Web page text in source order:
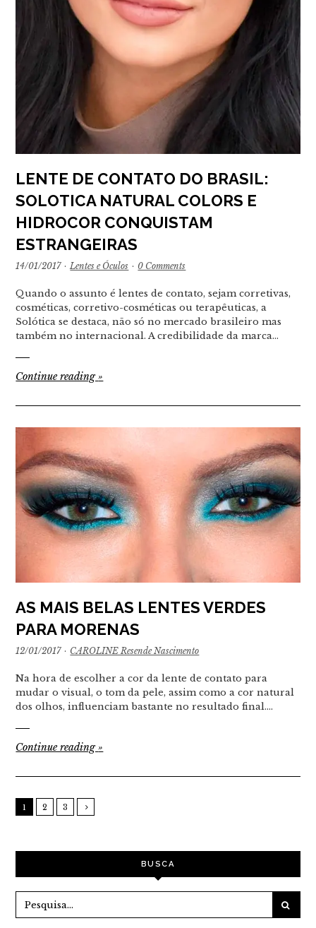
LENTE DE CONTATO DO BRASIL:
SOLOTICA NATURAL COLORS E
HIDROCOR CONQUISTAM
ESTRANGEIRAS
14/01/2017 · Lentes e Óculos · 0 Comments
Quando o assunto é lentes de contato, sejam corretivas,
cosméticas, corretivo-cosméticas ou terapêuticas, a
Solótica se destaca, não só no mercado brasileiro mas
também no internacional. A credibilidade da marca…
Continue reading»
AS MAIS BELAS LENTES VERDES
PARA MORENAS
12/01/2017 · CAROLINE Resende Nascimento
Na hora de escolher a cor da lente de contato para
mudar o visual, o tom da pele, assim como a cor natural
dos olhos, influenciam bastante no resultado final.…
Continue reading»
1 2 3
BUSCA